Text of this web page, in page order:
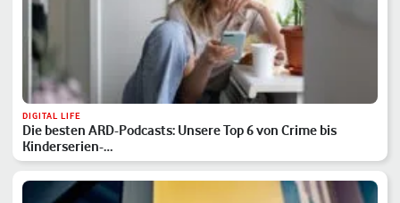
DIGITAL LIFE
Die besten ARD-Podcasts: Unsere Top 6 von Crime bis
Kinderserien-…